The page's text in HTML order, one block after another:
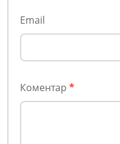
Email
Коментар *